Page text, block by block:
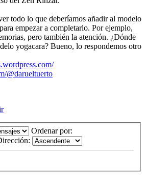
todo lo que deberíamos añadir al modelo
empezar a completarlo. Por ejemplo,
pero también la atención. ¿Dónde
yogacara? Bueno, lo respondemos otro
@darueltuerto
Ordenar por: